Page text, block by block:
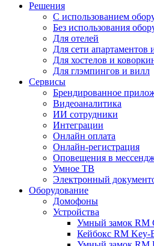
Решения
С использованием
Без использования
Для отелей
Для сети
Для хостелов и
Для глэмпингов и вилл
Сервисы
Брендированное
Видеоаналитика
ИИ сотрудники
Интеграции​​​​​​​
Онлайн оплата
Онлайн-регистрация
Оповещения в
Умное ТВ
Электронный
Оборудование
Домофоны
Устройства
Умный замок RM
Кейбокс RM Key-